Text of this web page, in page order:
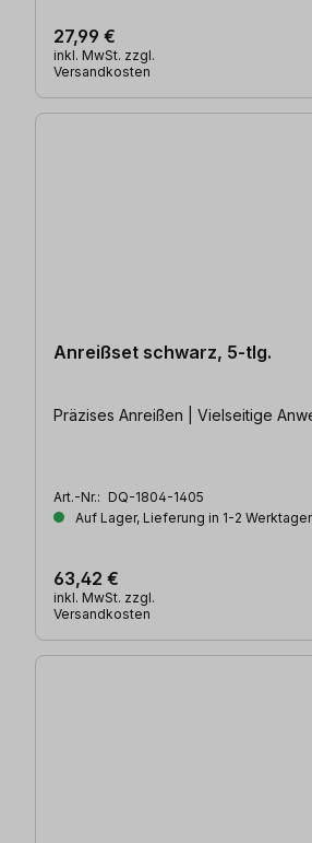
27,99 €
inkl. MwSt. zzgl.
Versandkosten
Anreißset schwarz, 5-tlg.
Präzises Anreißen | Vielseitige
Art.-Nr.: DQ-1804-1405
Auf Lager, Lieferung in 1-2
63,42 €
inkl. MwSt. zzgl.
Versandkosten